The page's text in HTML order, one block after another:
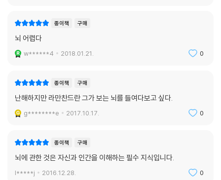
그러나 사고로 시각중추와 편도, 감정중추를 연결하는 전선이 끊어졌다.
따라서 그는 자신의 어머니를 보고 있으면서도 ‘어머니와 똑같이 생겼지만
그녀가 정말 내 어머니라면 왜 내가 아무것도 느낄 수 없는 것일까? 아니,
뇌의 시각중추와 감정중추 사이에 이러한 연결고리가 존재한다는 사실은
우리에게 예술의 정체성에 관한 흥미로운 질문을 던진다. 시각 이미지에
하게 만들며 논쟁을 낳고 있다. 결론만 이야기하자면, 아름다움 혹은 예술
이란 우리 뇌가 진화의 과정에서 우연히 얻게 된 뉴런의 과다 활성화 상태
에 불과하다. 수많은 사회과학자들은 아름다움, 자선, 경건, 사랑이 뇌 속
종이책 구매
뇌 어렵다
w******4 2018.01.21. 0
종이책 구매
난해하지만 라만찬드란 그가 보는 뇌를 들여다보고 싶다.
g********e 2017.10.17. 0
종이책 구매
뇌에 관한 것은 자신과 인간을 이해하는 필수 지식입니다.
l*****j 2016.12.28. 0